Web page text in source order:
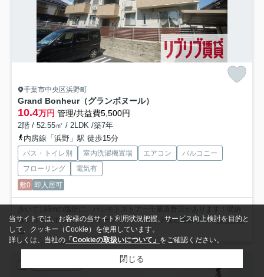
千葉市中央区浜野町
Grand Bonheur（グランボヌール）
10.4万円 管理/共益費5,500円
2階 / 52.55㎡ / 2LDK /築7年
内房線「浜野」駅 徒歩15分
バス・トイレ別 室内洗濯機置場 エアコン
バルコニー
フローリング
電気有
敷0 即入居可
歩いて195mの場所に、ハシモトストアー千葉浜野店があります！収納
はシューズボックス・ウォークインクロゼットなど豊富なの...もっと見
る
当サイトでは、お客様の当サイト利用状況把握、サービス向上検討を目的と
して、クッキー（Cookie）を使用しています。
詳しくは、当社の 「Cookieの取扱いについて」 をご確認ください。
閉じる